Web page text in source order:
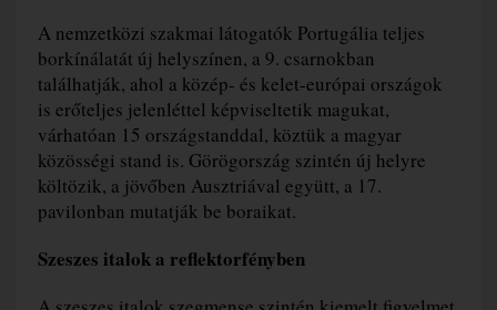
A nemzetközi szakmai látogatók Portugália teljes
borkínálatát új helyszínen, a 9. csarnokban
találhatják, ahol a közép- és kelet-európai országok
is erőteljes jelenléttel képviseltetik magukat,
várhatóan 15 országstanddal, köztük a magyar
közösségi stand is. Görögország szintén új helyre
költözik, a jövőben Ausztriával együtt, a 17.
pavilonban mutatják be boraikat.
Szeszes italok a reflektorfényben